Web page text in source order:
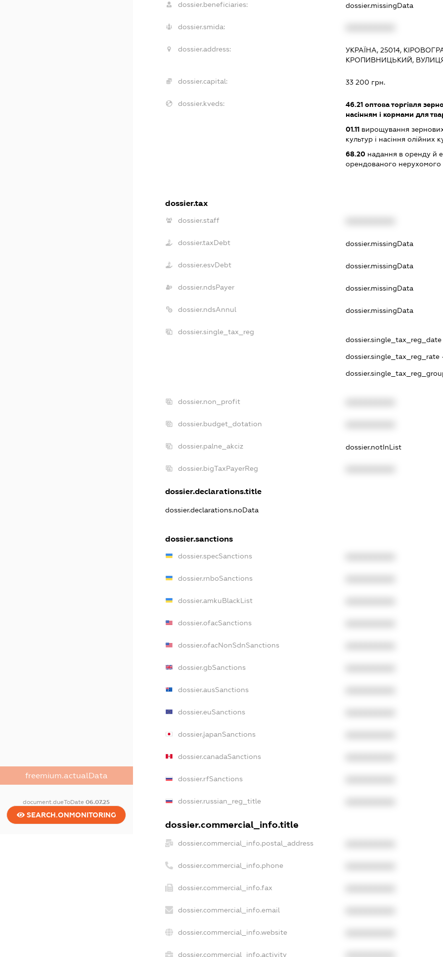
freemium.actualData
document.dueToDate06.07.25
SEARCH.ONMONITORING
dossier.beneficiaries: dossier.missingData
dossier.smida:
dossier.address:
УКРАЇНА, 25014,
КРОПИВНИЦЬКИЙ,
dossier.capital: 33 200 грн.
dossier.kveds: 46.21оптова торгівля
насінням і кормами для
01.11вирощування
культур і насіння олійних
68.20надання в оренду й
орендованого нерухомого
dossier.tax
dossier.staff
dossier.taxDebt dossier.missingData
dossier.esvDebt dossier.missingData
dossier.ndsPayer dossier.missingData
dossier.ndsAnnul dossier.missingData
dossier.single_tax_reg
dossier.single_tax_reg_date -
dossier.single_tax_reg_rate
dossier.non_profit
dossier.budget_dotation
dossier.palne_akciz dossier.notInList
dossier.bigTaxPayerReg
dossier.declarations.title
dossier.declarations.noData
dossier.sanctions
dossier.specSanctions
dossier.rnboSanctions
dossier.amkuBlackList
dossier.ofacSanctions
dossier.ofacNonSdnSanctions
dossier.gbSanctions
dossier.ausSanctions
dossier.euSanctions
dossier.japanSanctions
dossier.canadaSanctions
dossier.rfSanctions
dossier.russian_reg_title
dossier.commercial_info.title
dossier.commercial_info.postal_address
dossier.commercial_info.phone
dossier.commercial_info.fax
dossier.commercial_info.email
dossier.commercial_info.website
dossier.commercial_info.activity